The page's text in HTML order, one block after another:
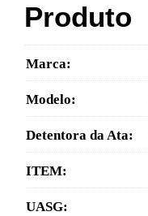
Produto
Marca:
Modelo:
Detentora da Ata:
ITEM:
UASG: